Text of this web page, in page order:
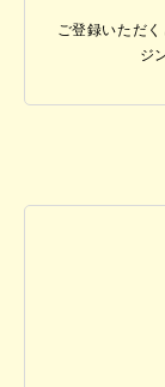
ご登録いただ
ジ